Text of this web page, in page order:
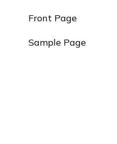
Front Page
Sample Page